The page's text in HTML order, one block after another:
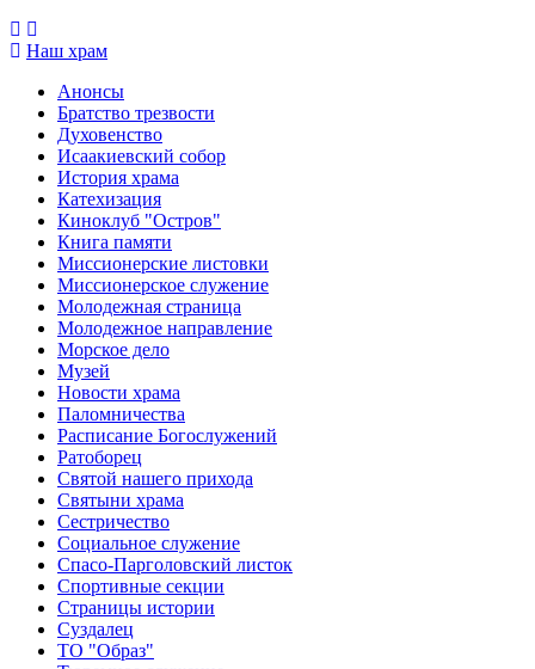
Наш храм
Анонсы
Братство трезвости
Духовенство
Исаакиевский собор
История храма
Катехизация
Киноклуб "Остров"
Книга памяти
Миссионерские листовки
Миссионерское служение
Молодежная страница
Молодежное направление
Морское дело
Музей
Новости храма
Паломничества
Расписание Богослужений
Ратоборец
Святой нашего прихода
Святыни храма
Сестричество
Социальное служение
Спасо-Парголовский листок
Спортивные секции
Страницы истории
Суздалец
ТО "Образ"